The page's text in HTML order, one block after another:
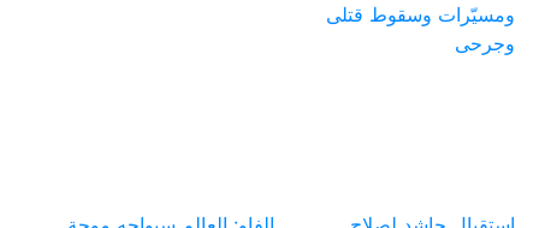
ومسيّرات وسقوط قتلى
وجرحى